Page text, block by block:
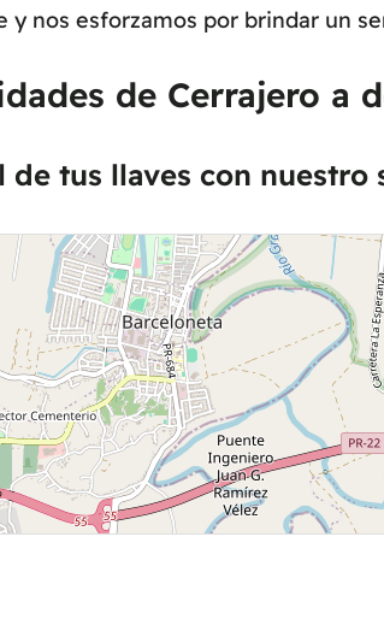
y nos esforzamos por brindar un
de Cerrajero a
de tus llaves con